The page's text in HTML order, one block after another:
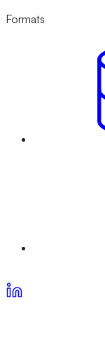
Formats